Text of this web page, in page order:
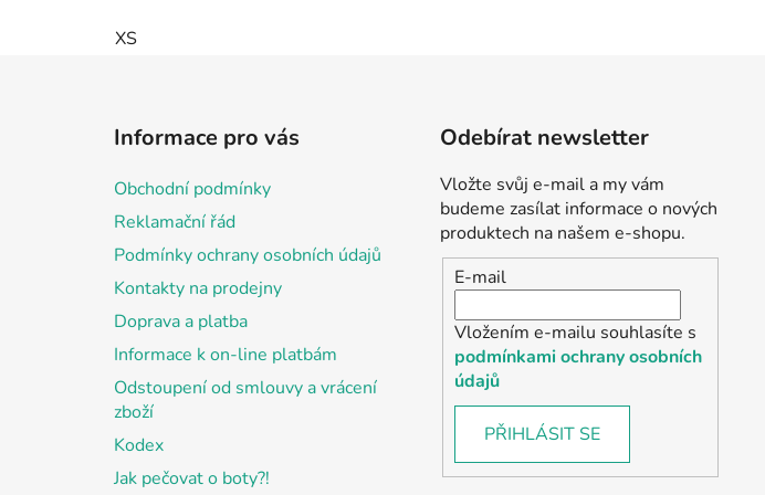
XS
Informace pro vás
Obchodní podmínky
Reklamační řád
Podmínky ochrany osobních údajů
Kontakty na prodejny
Doprava a platba
Informace k on-line platbám
Odstoupení od smlouvy a vrácení
zboží
Kodex
Jak pečovat o boty?!
Odebírat newsletter
Vložte svůj e-mail a my vám
budeme zasílat informace o nových
produktech na našem e-shopu.
E-mail
Vložením e-mailu souhlasíte s
podmínkami ochrany osobních
údajů
PŘIHLÁSIT SE